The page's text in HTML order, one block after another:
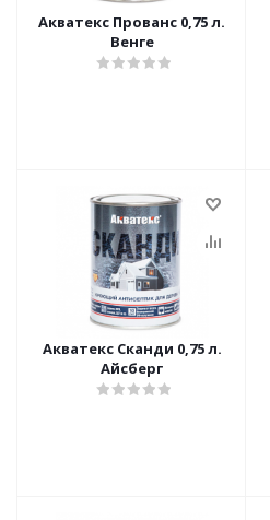
Акватекс Прованс 0,75 л.
Венге
Акватекс Сканди 0,75 л.
Айсберг